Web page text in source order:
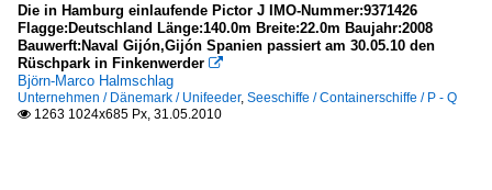
Die in Hamburg einlaufende Pictor J IMO-Nummer:9371426
Flagge:Deutschland Länge:140.0m Breite:22.0m Baujahr:2008
Bauwerft:Naval Gijón‎,Gijón‎ Spanien passiert am 30.05.10 den
Rüschpark in Finkenwerder 
Björn-Marco Halmschlag
Unternehmen / Dänemark / Unifeeder, Seeschiffe / Containerschiffe / P - Q
 1263 1024x685 Px, 31.05.2010